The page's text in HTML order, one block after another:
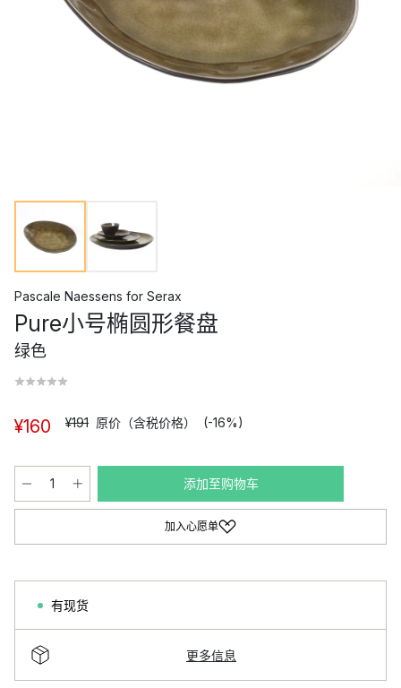
Pascale Naessens for Serax
Pure小号椭圆形餐盘
绿色
¥160 ¥191 原价（含税价格） (-16%)
添加至购物车
加入心愿单
有现货
更多信息